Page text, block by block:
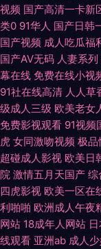
拍图片 91九色123区
入 黑丝自慰 欧美另内
在线视频 久久草这里
国产精品自拍九区 麻
品啪啪啪 狼人伊人 人
偷拍免费观看 欧美久
视频导航 久久老湿 人
视频 国产高清一卡新
类0 91华人 国产日韩
国产视频 成人吃瓜福
国产AV无码 人妻系列
幕在线 免费在线小视
91社在线高清 人人草
级成人三级 欧美老女
免费影视观看 91视频
虎 女同激吻视频 极品
超碰成人影视 欧美日
院 激情五月天国产 综
四虎影视 欧美一区在
利啪啪 欧洲成人午夜
网站 18成年人网站
线观看 亚洲ab 成人